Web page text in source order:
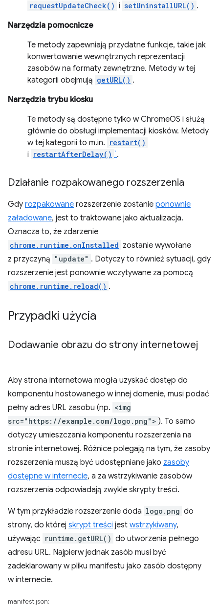
requestUpdateCheck() i setUninstallURL() .
Narzędzia pomocnicze
Te metody zapewniają przydatne funkcje, takie jak
konwertowanie wewnętrznych reprezentacji
zasobów na formaty zewnętrzne. Metody w tej
kategorii obejmują getURL() .
Narzędzia trybu kiosku
Te metody są dostępne tylko w ChromeOS i służą
głównie do obsługi implementacji kiosków. Metody
w tej kategorii to m.in. restart()
i restartAfterDelay() `.
Działanie rozpakowanego rozszerzenia
Gdy rozpakowane rozszerzenie zostanie ponownie
załadowane, jest to traktowane jako aktualizacja.
Oznacza to, że zdarzenie
chrome.runtime.onInstalled zostanie wywołane
z przyczyną "update" . Dotyczy to również sytuacji, gdy
rozszerzenie jest ponownie wczytywane za pomocą
chrome.runtime.reload() .
Przypadki użycia
Dodawanie obrazu do strony internetowej
Aby strona internetowa mogła uzyskać dostęp do
komponentu hostowanego w innej domenie, musi podać
pełny adres URL zasobu (np. <img
src="https://example.com/logo.png"> ). To samo
dotyczy umieszczania komponentu rozszerzenia na
stronie internetowej. Różnice polegają na tym, że zasoby
rozszerzenia muszą być udostępniane jako zasoby
dostępne w internecie, a za wstrzykiwanie zasobów
rozszerzenia odpowiadają zwykle skrypty treści.
W tym przykładzie rozszerzenie doda logo.png do
strony, do której skrypt treści jest wstrzykiwany,
używając runtime.getURL() do utworzenia pełnego
adresu URL. Najpierw jednak zasób musi być
zadeklarowany w pliku manifestu jako zasób dostępny
w internecie.
manifest.json: